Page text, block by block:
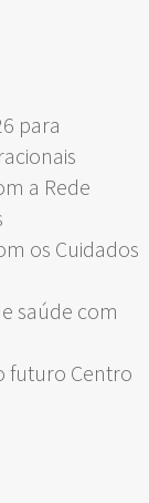
para
a Rede
os Cuidados
saúde com
futuro Centro